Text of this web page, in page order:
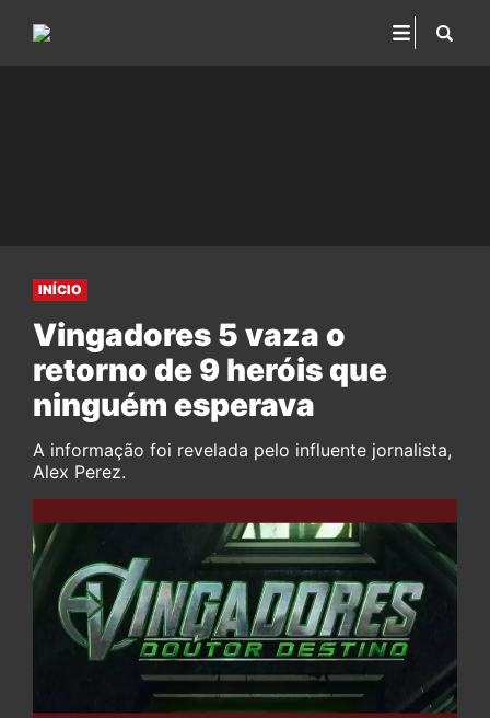
INÍCIO
Vingadores 5 vaza o
retorno de 9 heróis que
ninguém esperava
A informação foi revelada pelo influente jornalista,
Alex Perez.